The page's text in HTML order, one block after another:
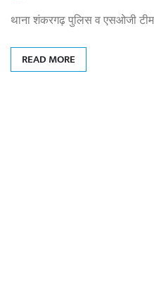
थाना शंकरगढ़ पुलिस व एसओजी
READ MORE